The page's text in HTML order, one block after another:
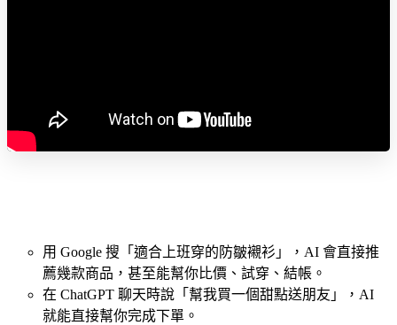
用 Google 搜「適合上班穿的防皺襯衫」，AI 會直接推
薦幾款商品，甚至能幫你比價、試穿、結帳。
在 ChatGPT 聊天時說「幫我買一個甜點送朋友」，AI
就能直接幫你完成下單。